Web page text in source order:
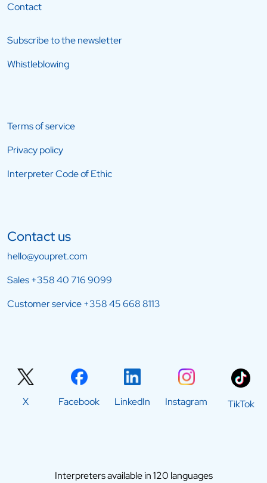
Contact
Subscribe to the newsletter
Whistleblowing
Terms of service
Privacy policy
Interpreter Code of Ethic
Contact us
hello@youpret.com
Sales+358 40 716 9099
Customer service+358 45 668 8113
X Facebook LinkedIn Instagram TikTok
Interpreters available in 120 languages